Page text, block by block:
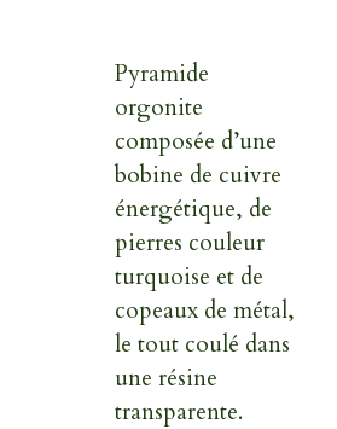
Pyramide
orgonite
composée d’une
bobine de cuivre
énergétique, de
pierres couleur
turquoise et de
copeaux de métal,
le tout coulé dans
une résine
transparente.